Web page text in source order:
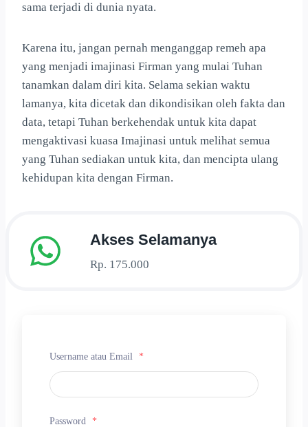
sama terjadi di dunia nyata.
Karena itu, jangan pernah menganggap remeh apa
yang menjadi imajinasi Firman yang mulai Tuhan
tanamkan dalam diri kita. Selama sekian waktu
lamanya, kita dicetak dan dikondisikan oleh fakta dan
data, tetapi Tuhan berkehendak untuk kita dapat
mengaktivasi kuasa Imajinasi untuk melihat semua
yang Tuhan sediakan untuk kita, dan mencipta ulang
kehidupan kita dengan Firman.
Akses Selamanya
Rp. 175.000
Username atau Email *
Password *